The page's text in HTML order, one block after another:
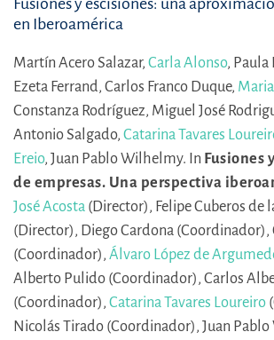
en Iberoamérica
Martín Acero Salazar, Carla Alonso, Paula
Ezeta Ferrand, Carlos Franco Duque,
Constanza Rodríguez, Miguel José
Antonio Salgado, Catarina Tavares
Ereio, Juan Pablo Wilhelmy. In Fusiones
de empresas. Una perspectiva
José Acosta (Director), Felipe Cuberos de
(Director), Diego Cardona (Coordinador),
(Coordinador), Álvaro López de
Alberto Pulido (Coordinador), Carlos
(Coordinador), Catarina Tavares Loureiro
Nicolás Tirado (Coordinador), Juan